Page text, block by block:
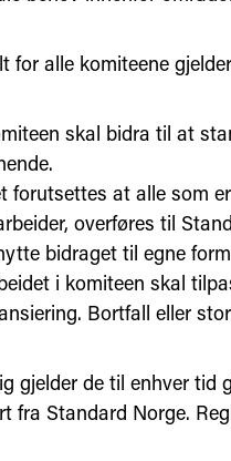
for alle komiteene
skal bidra til at
forutsettes at alle som
overføres til
bidraget til egne
i komiteen skal
Bortfall eller
gjelder de til enhver tid
fra Standard Norge.